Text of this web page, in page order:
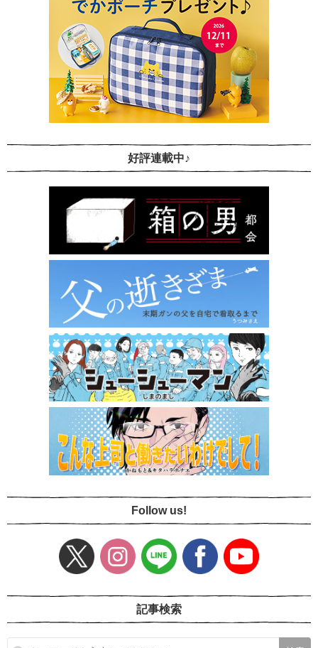
好評連載中♪
Follow us!
記事検索